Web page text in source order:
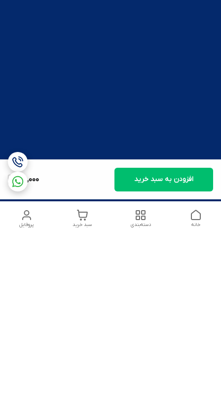
85,000 افزودن به سبد خرید
پروفایل سبد خرید دسته‌بندی خانه